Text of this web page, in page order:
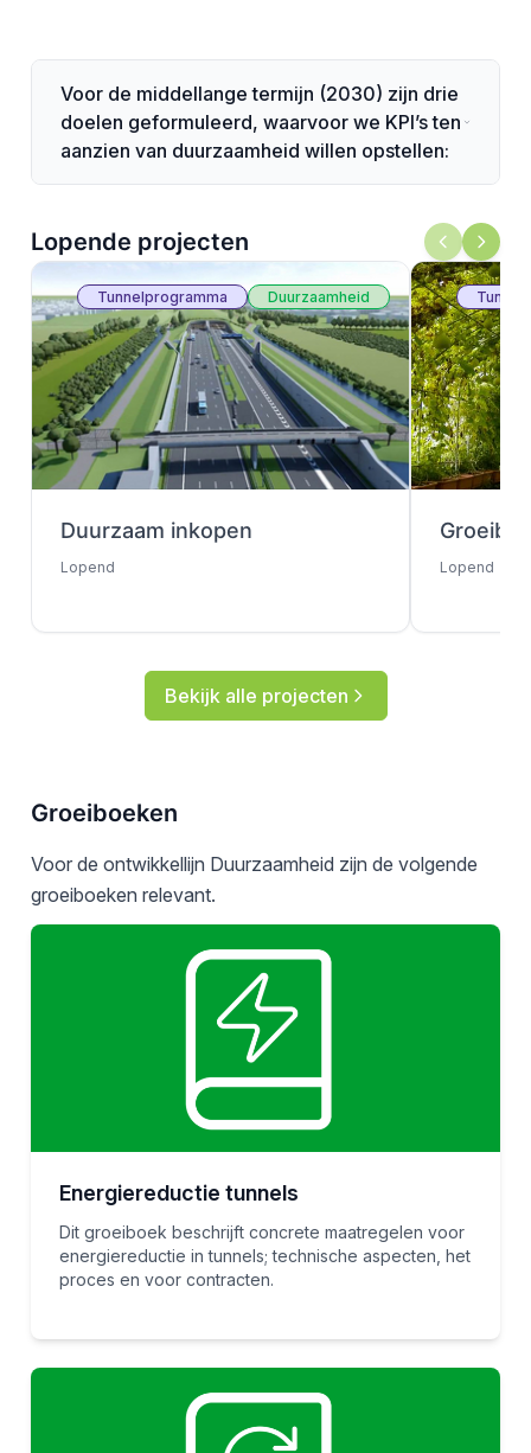
Voor de middellange termijn (2030) zijn drie
doelen geformuleerd, waarvoor we KPI’s ten
aanzien van duurzaamheid willen opstellen:
Lopende projecten
Tunnelprogramma Duurzaamheid
Duurzaam inkopen
Lopend Lopend
Bekijk alle projecten
Groeiboeken
Voor de ontwikkellijn Duurzaamheid zijn de volgende
groeiboeken relevant.
Energiereductie tunnels
Dit groeiboek beschrijft concrete maatregelen voor
energiereductie in tunnels; technische aspecten, het
proces en voor contracten.